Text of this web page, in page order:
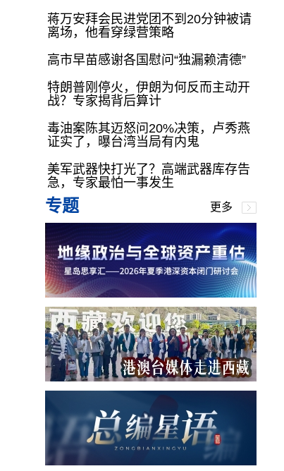
蒋万安拜会民进党团不到20分钟被请
离场，他看穿绿营策略
高市早苗感谢各国慰问“独漏赖清德”
特朗普刚停火，伊朗为何反而主动开
战？专家揭背后算计
毒油案陈其迈怒问20%决策，卢秀燕
证实了，曝台湾当局有内鬼
美军武器快打光了？高端武器库存告
急，专家最怕一事发生
专题 更多